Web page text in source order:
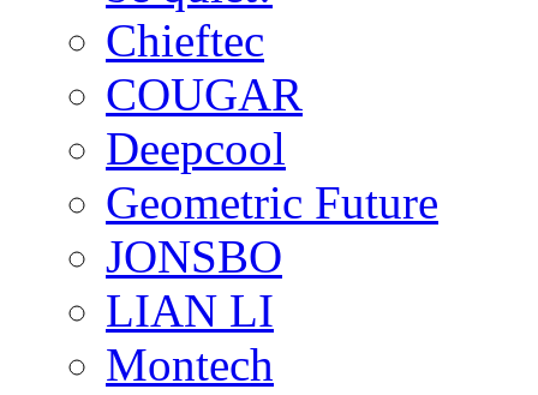
Chieftec
COUGAR
Deepcool
Geometric Future
JONSBO
LIAN LI
Montech